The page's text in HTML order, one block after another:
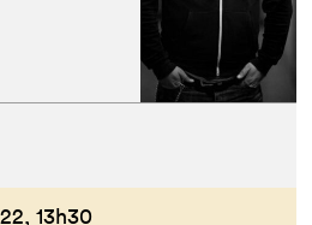
cherchez-vous?
13h30